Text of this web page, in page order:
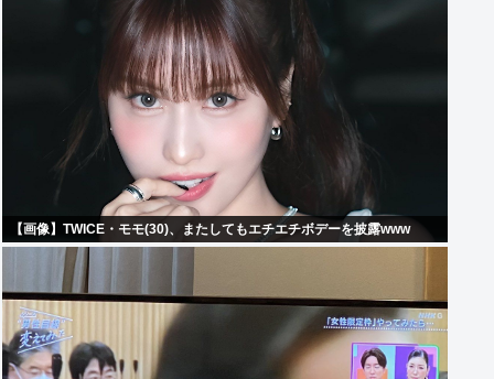
【画像】TWICE・モモ(30)、またしてもエチエチボデーを披露www